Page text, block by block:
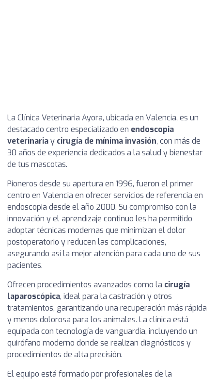
La Clínica Veterinaria Ayora, ubicada en Valencia, es un
destacado centro especializado en endoscopia
veterinariay cirugía de mínima invasión, con más de
30 años de experiencia dedicados a la salud y bienestar
de tus mascotas.
Pioneros desde su apertura en 1996, fueron el primer
centro en Valencia en ofrecer servicios de referencia en
endoscopia desde el año 2000. Su compromiso con la
innovación y el aprendizaje continuo les ha permitido
adoptar técnicas modernas que minimizan el dolor
postoperatorio y reducen las complicaciones,
asegurando así la mejor atención para cada uno de sus
pacientes.
Ofrecen procedimientos avanzados como la cirugía
laparoscópica, ideal para la castración y otros
tratamientos, garantizando una recuperación más rápida
y menos dolorosa para los animales. La clínica está
equipada con tecnología de vanguardia, incluyendo un
quirófano moderno donde se realizan diagnósticos y
procedimientos de alta precisión.
El equipo está formado por profesionales de la